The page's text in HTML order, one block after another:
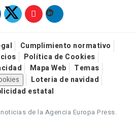
Cumplimiento normativo
Política de Cookies
Mapa Web
Temas
Loteria de navidad
estatal
de la Agencia Europa Press.